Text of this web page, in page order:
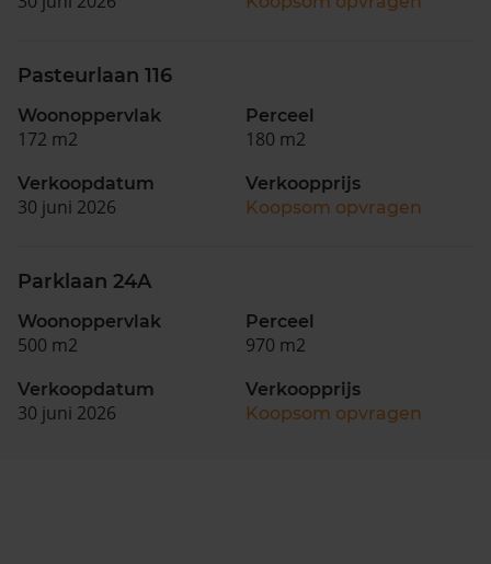
Pasteurlaan 116
Woonoppervlak
172 m2
Perceel
180 m2
Verkoopdatum
30 juni 2026
Verkoopprijs
Koopsom opvragen
Parklaan 24A
Woonoppervlak
500 m2
Perceel
970 m2
Verkoopdatum
30 juni 2026
Verkoopprijs
Koopsom opvragen